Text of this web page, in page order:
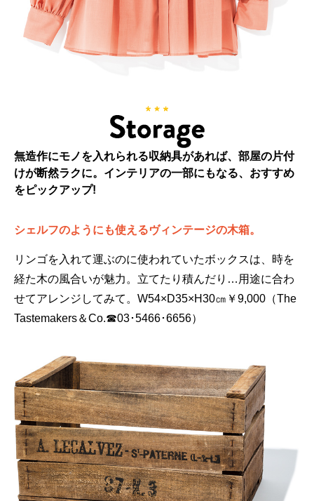
無造作にモノを入れられる収納具があれば、部屋の片付
けが断然ラクに。インテリアの一部にもなる、おすすめ
をピックアップ!
シェルフのようにも使えるヴィンテージの木箱。
リンゴを入れて運ぶのに使われていたボックスは、時を
経た木の風合いが魅力。立てたり積んだり…用途に合わ
せてアレンジしてみて。W54×D35×H30㎝￥9,000（The
Tastemakers＆Co.☎03･5466･6656）